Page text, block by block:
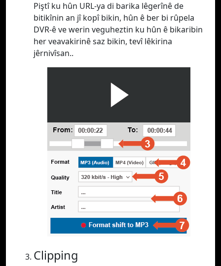
Piştî ku hûn URL-ya di barika lêgerînê de
bitikînin an jî kopî bikin, hûn ê ber bi rûpela
DVR-ê ve werin veguheztin ku hûn ê bikaribin
her veavakirinê saz bikin, tevî lêkirina
jêrnivîsan..
Clipping